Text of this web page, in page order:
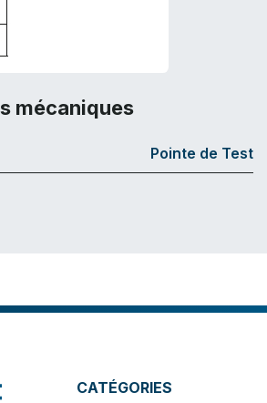
mécaniques
Pointe de Test
CATÉGORIES